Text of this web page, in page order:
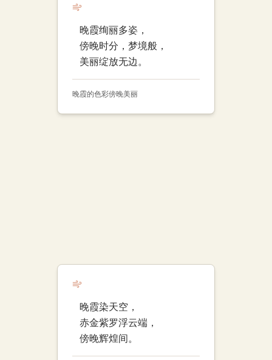
晚霞绚丽多姿，
傍晚时分，梦境般，
美丽绽放无边。
晚霞的色彩傍晚美丽
晚霞染天空，
赤金紫罗浮云端，
傍晚辉煌间。